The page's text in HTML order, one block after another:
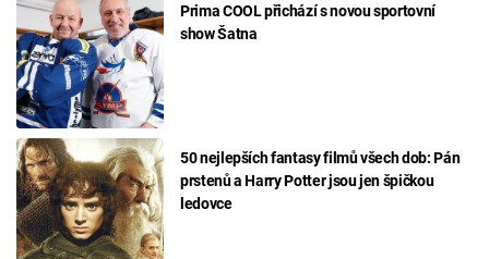
Prima COOL přichází s novou sportovní
show Šatna
50 nejlepších fantasy filmů všech dob: Pán
prstenů a Harry Potter jsou jen špičkou
ledovce